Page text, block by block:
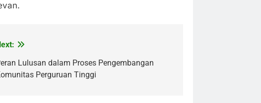
Lulusan dalam Proses Pengembangan
Perguruan Tinggi